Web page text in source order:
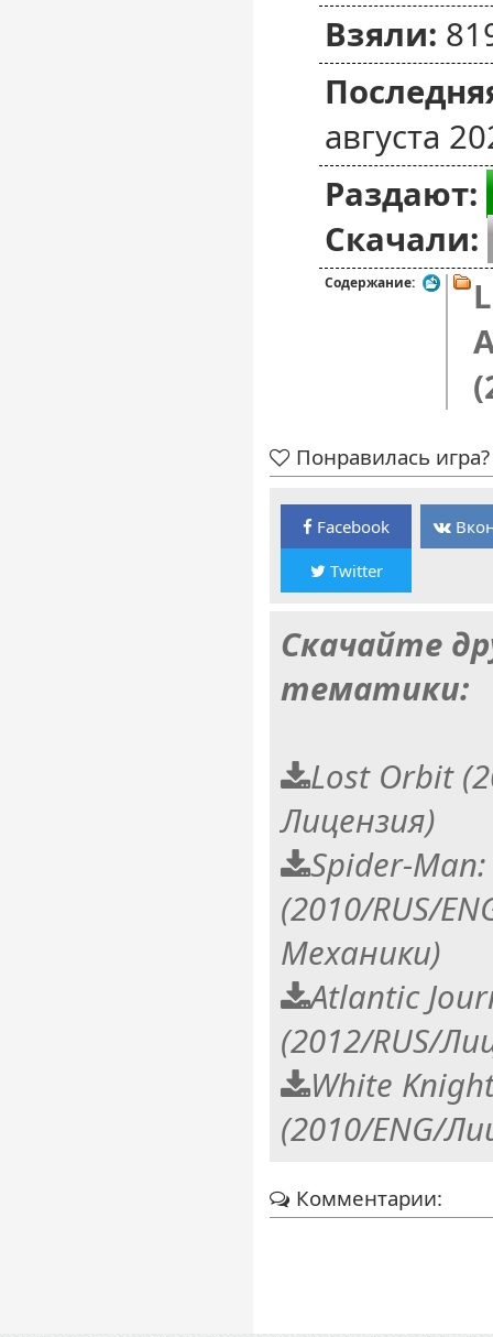
Взяли:
августа
Раздают:
Скачали:
Содержание:
Понравилась
Facebook
Twitter
Скачайте
тематики:
Lost Orbit
Лицензия)
Spider-
(2010/RUS/
Механики)
Atlantic
(2012/RUS/
White
(2010/ENG/
Комментарии: